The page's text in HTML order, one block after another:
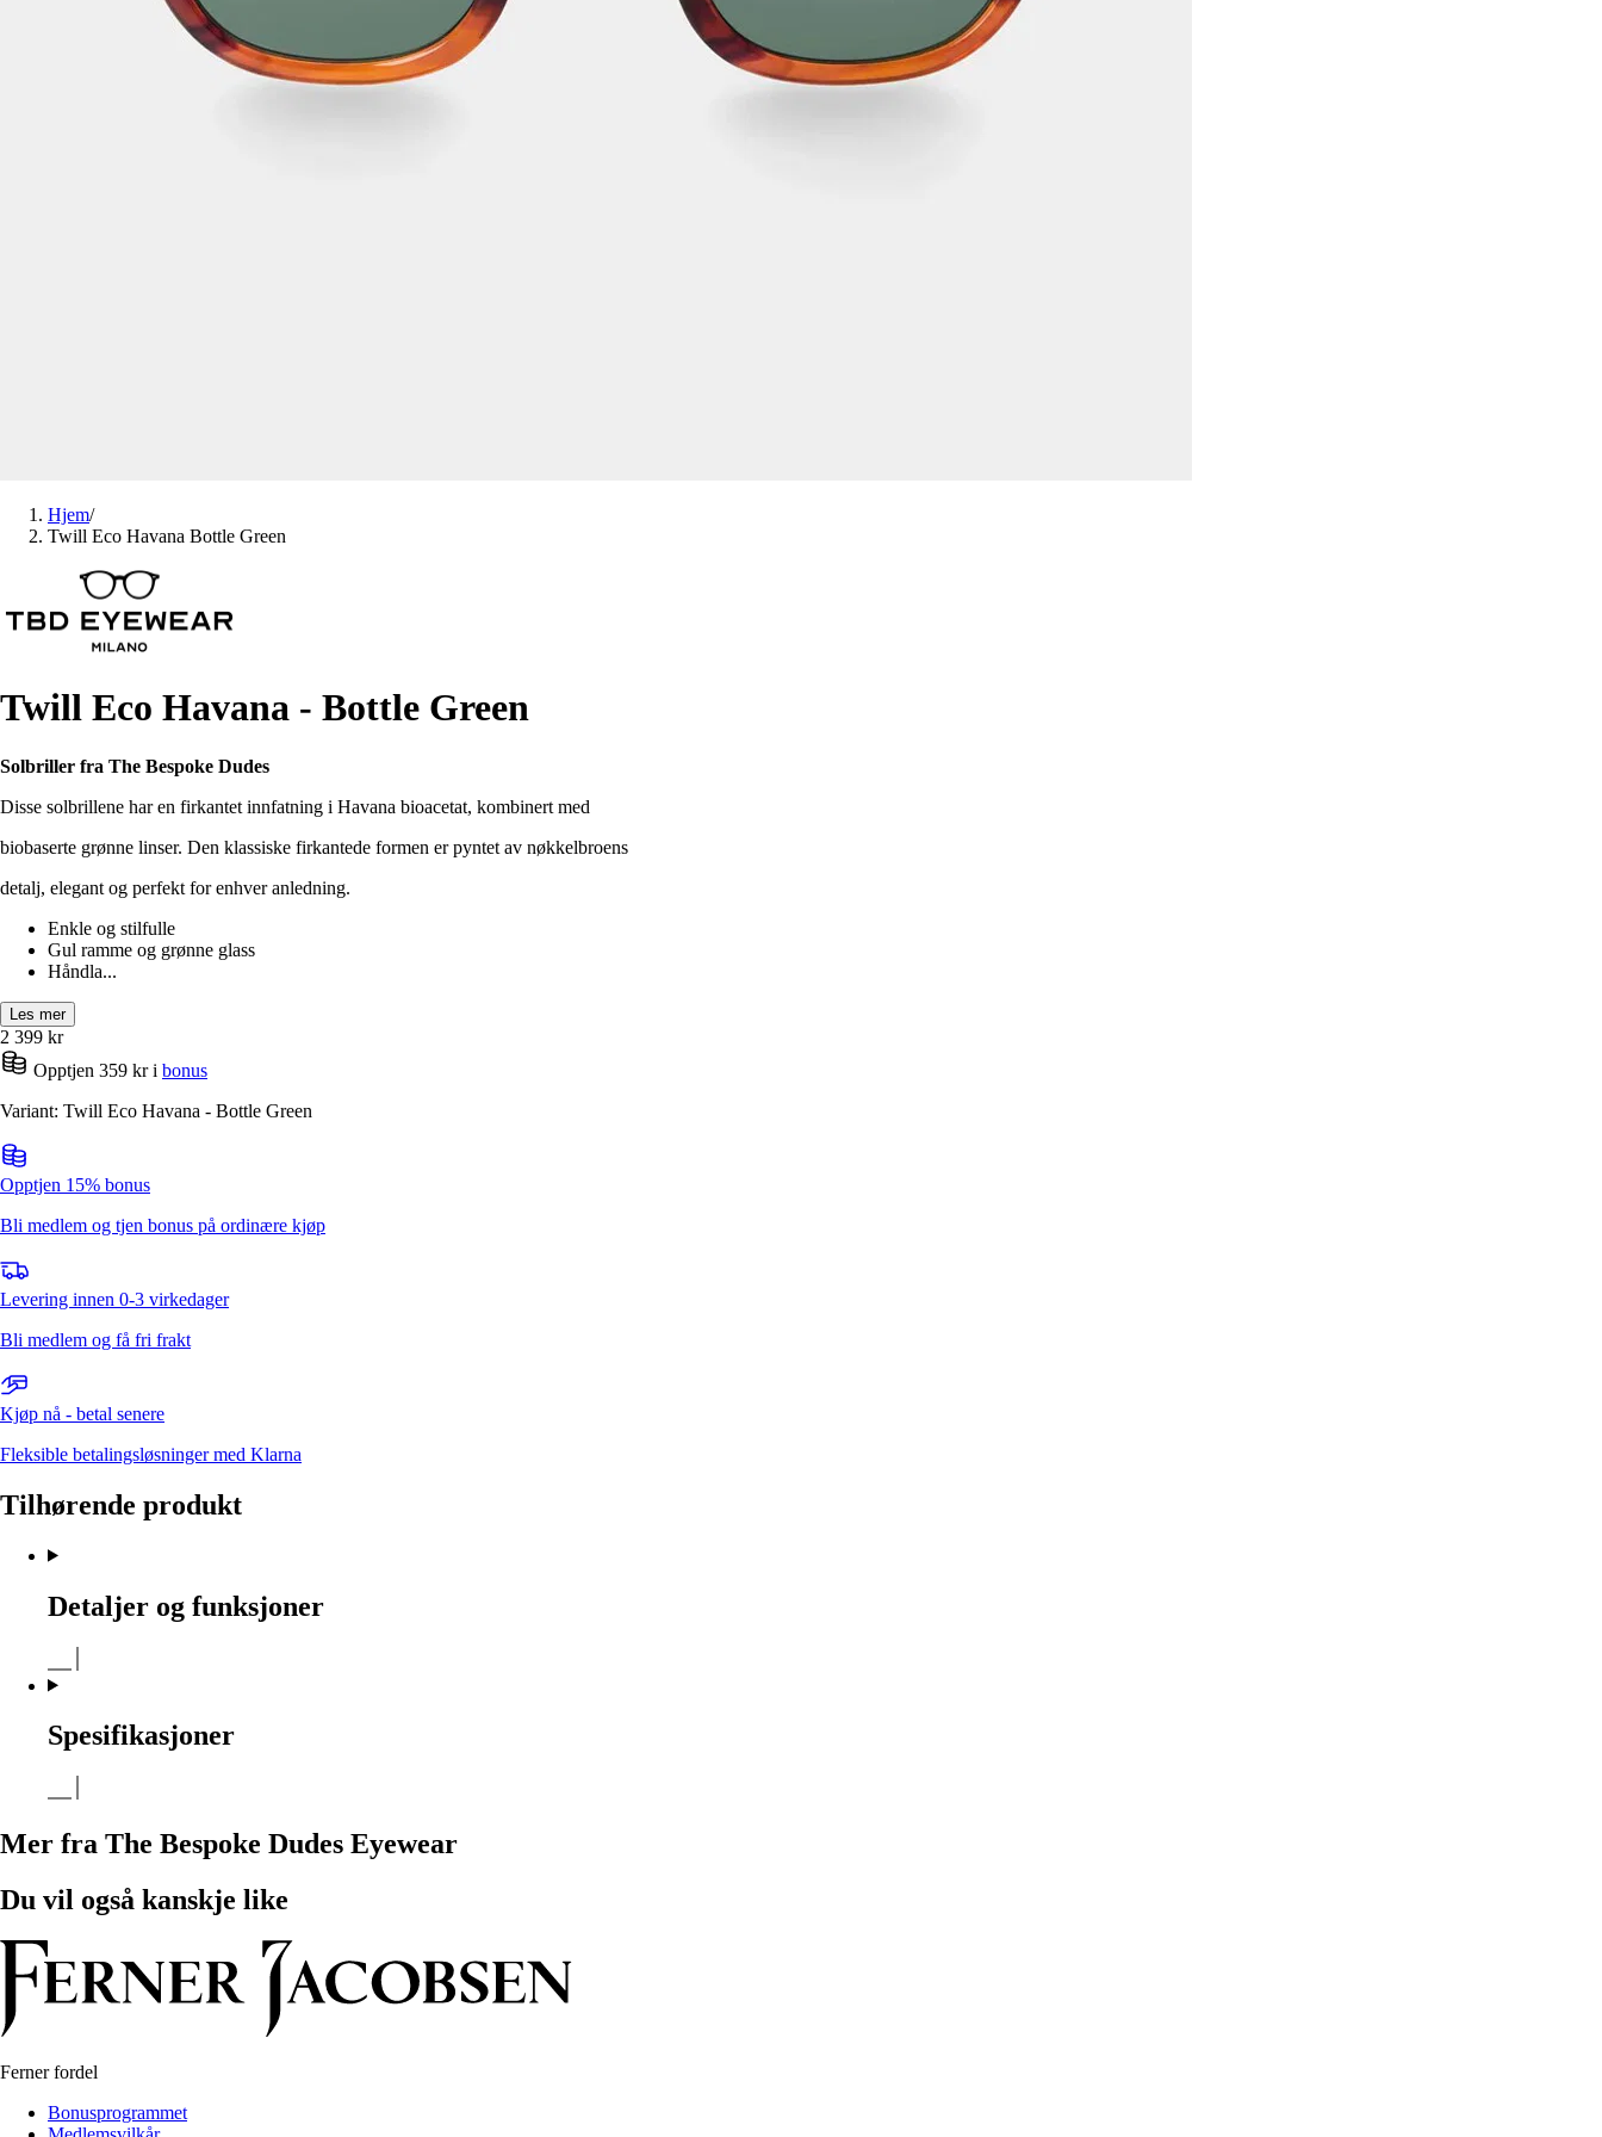
Hjem/
Twill Eco Havana Bottle Green
Twill Eco Havana - Bottle Green
Solbriller fra The Bespoke Dudes
Disse solbrillene har en firkantet innfatning i Havana bioacetat, kombinert med
biobaserte grønne linser. Den klassiske firkantede formen er pyntet av nøkkelbroens
detalj, elegant og perfekt for enhver anledning.
Enkle og stilfulle
Gul ramme og grønne glass
Håndla...
Les mer
2 399 kr
Opptjen 359 kr i bonus
Variant: Twill Eco Havana - Bottle Green
Opptjen 15% bonus
Bli medlem og tjen bonus på ordinære kjøp
Levering innen 0-3 virkedager
Bli medlem og få fri frakt
Kjøp nå - betal senere
Fleksible betalingsløsninger med Klarna
Tilhørende produkt
Detaljer og funksjoner
Spesifikasjoner
Mer fra The Bespoke Dudes Eyewear
Du vil også kanskje like
Ferner fordel
Bonusprogrammet